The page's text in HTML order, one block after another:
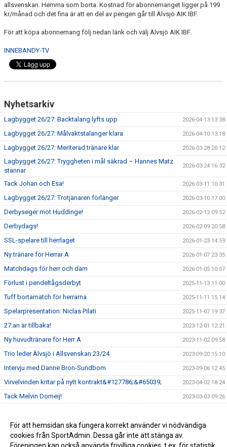
allsvenskan. Hemma som borta. Kostnad för abonnemanget ligger på 199
kr/månad och det fina är att en del av pengen går till Älvsjö AIK IBF.
För att köpa abonnemang följ nedan länk och välj Älvsjö AIK IBF.
INNEBANDY-TV
Nyhetsarkiv
Lagbygget 26/27: Backtalang lyfts upp 2026-04-13 13:38
Lagbygget 26/27: Målvaktstalanger klara 2026-04-10 13:18
Lagbygget 26/27: Meriterad tränare klar 2026-03-28 20:12
Lagbygget 26/27: Tryggheten i mål säkrad – Hannes Matz
stannar
2026-03-24 16:32
Tack Johan och Esa! 2026-03-11 10:31
Lagbygget 26/27: Trotjänaren förlänger 2026-03-10 17:00
Derbyseger mot Huddinge! 2026-02-12 09:52
Derbydags! 2026-02-09 20:58
SSL-spelare till herrlaget 2026-01-23 14:59
Ny tränare för Herrar A 2026-01-07 23:35
Matchdags för herr och dam 2026-01-05 10:57
Förlust i pendeltågsderbyt 2025-11-13 11:00
Tuff bortamatch för herrarna 2025-11-11 15:14
Spelarpresentation: Niclas Pilati 2025-11-07 19:37
27:an är tillbaka! 2023-12-01 12:21
Ny huvudtränare för Herr A 2023-11-02 09:58
Trio leder Älvsjö i Allsvenskan 23/24 2023-09-20 15:10
Intervju med Danne Bron-Sundbom 2023-09-06 12:45
Virvelvinden kritar på nytt kontrakt&#127786;&#65039; 2023-04-02 18:24
Tack Melvin Domeij! 2023-03-03 09:26
Biljetter 2022-09-19 09:41
Innebandy-TV under säsongen 2022-2023 2022-09-13 09:01
För att hemsidan ska fungera korrekt använder vi nödvändiga
cookies från SportAdmin. Dessa går inte att stänga av.